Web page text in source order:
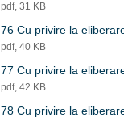
pdf, 31 KB
76 Cu privire la
pdf, 40 KB
77 Cu privire la
pdf, 42 KB
78 Cu privire la